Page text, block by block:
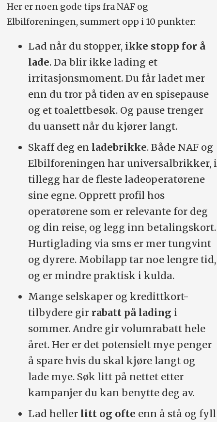
Her er noen gode tips fra NAF og
Elbilforeningen, summert opp i 10 punkter:
Lad når du stopper, ikke stopp for å
lade. Da blir ikke lading et
irritasjonsmoment. Du får ladet mer
enn du tror på tiden av en spisepause
og et toalettbesøk. Og pause trenger
du uansett når du kjører langt.
Skaff deg en ladebrikke. Både NAF og
Elbilforeningen har universalbrikker, i
tillegg har de fleste ladeoperatørene
sine egne. Opprett profil hos
operatørene som er relevante for deg
og din reise, og legg inn betalingskort.
Hurtiglading via sms er mer tungvint
og dyrere. Mobilapp tar noe lengre tid,
og er mindre praktisk i kulda.
Mange selskaper og kredittkort-
tilbydere gir rabatt på lading i
sommer. Andre gir volumrabatt hele
året. Her er det potensielt mye penger
å spare hvis du skal kjøre langt og
lade mye. Søk litt på nettet etter
kampanjer du kan benytte deg av.
Lad hellerlitt og ofte enn å stå og fyll